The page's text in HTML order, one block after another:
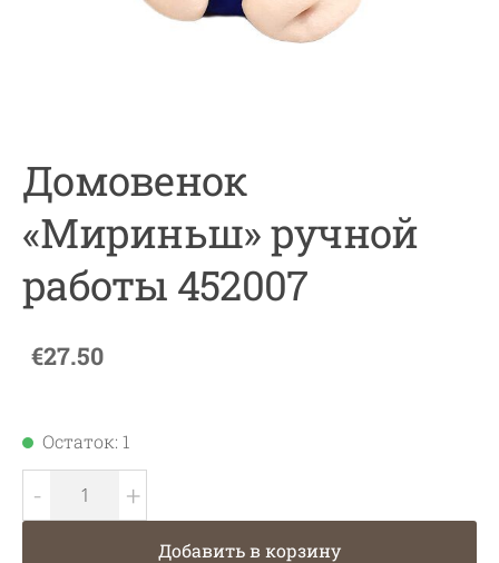
Домовенок
«Мириньш» ручной
работы 452007
€27.50
Остаток: 1
- +
Добавить в корзину